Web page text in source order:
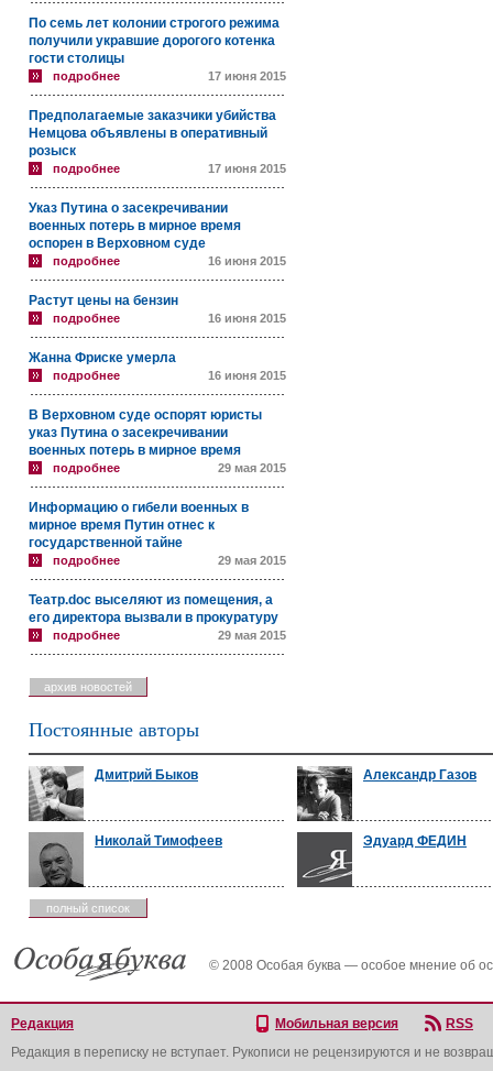
По семь лет колонии строгого режима
получили укравшие дорогого котенка
гости столицы
подробнее 17 июня 2015
Предполагаемые заказчики убийства
Немцова объявлены в оперативный
розыск
подробнее 17 июня 2015
Указ Путина о засекречивании
военных потерь в мирное время
оспорен в Верховном суде
подробнее 16 июня 2015
Растут цены на бензин
подробнее 16 июня 2015
Жанна Фриске умерла
подробнее 16 июня 2015
В Верховном суде оспорят юристы
указ Путина о засекречивании
военных потерь в мирное время
подробнее 29 мая 2015
Информацию о гибели военных в
мирное время Путин отнес к
государственной тайне
подробнее 29 мая 2015
Театр.doc выселяют из помещения, а
его директора вызвали в прокуратуру
подробнее 29 мая 2015
архив новостей
Постоянные авторы
Дмитрий Быков Александр Газов
Николай Тимофеев Эдуард ФЕДИН
полный список
© 2008 Особая буква — особое мнение об
Редакция Мобильная версия
RSS
Редакция в переписку не вступает. Рукописи не рецензируются и не